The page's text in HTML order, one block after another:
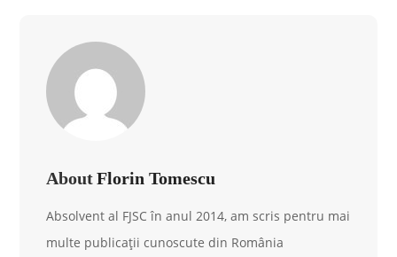
About Florin Tomescu
Absolvent al FJSC în anul 2014, am scris pentru mai
multe publicații cunoscute din România